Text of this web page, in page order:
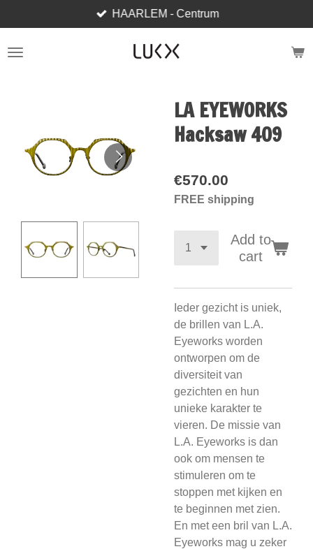
to
main
HAARLEM - Centrum
LA EYEWORKS
Hacksaw 409
€570.00
FREE shipping
Add to
cart
Ieder gezicht is uniek,
de brillen van L.A.
Eyeworks worden
ontworpen om de
diversiteit van
gezichten en hun
unieke karakter te
vieren. De missie van
L.A. Eyeworks is dan
ook om mensen te
stimuleren om te
stoppen met kijken en
te beginnen met zien.
En met een bril van L.A.
Eyeworks mag u zeker